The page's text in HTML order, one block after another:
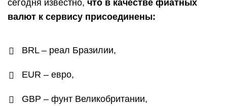
сегодня известно, что в качестве фиатных
валют к сервису присоединены:
BRL – реал Бразилии,
EUR – евро,
GBP – фунт Великобритании,